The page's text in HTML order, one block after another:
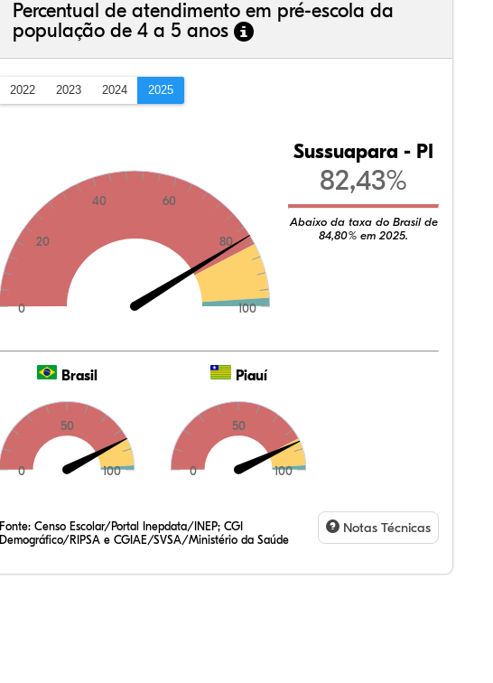
Percentual de atendimento em pré-escola da
população de 4 a 5 anos
2022 2023 2024 2025
0
20
40 60
80
100
Sussuapara - PI
82,43%
Abaixo da taxa do Brasil de
84,80% em 2025.
Brasil
0
50
100
Piauí
0
50
100
Fonte: Censo Escolar/Portal Inepdata/INEP; CGI
Demográfico/RIPSA e CGIAE/SVSA/Ministério da Saúde
Notas Técnicas
10,49%
6,44%
0,44%
79,41%
0,10%
3,13%
35,47%
7,72%
0,47%
54,20%
0,83%
1,31%